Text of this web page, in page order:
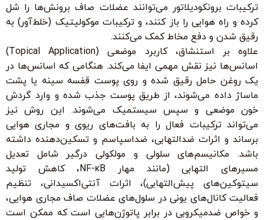
ترکیبات برونکودیلاتور می‌توانند عضلات صاف برونش‌ها را شل
کرده و راه هوایی را باز کنند، و ترکیبات موکولیتیک (خلط‌آور) به
رقیق شدن و دفع مخاط کمک می‌کنند.
علاوه بر استنشاق، کاربرد موضعی (Topical Application)
اسانس‌ها نیز نقش مهمی ایفا می‌کند. هنگامی که اسانس‌ها در
یک روغن حامل رقیق شده و روی پوست قفسه سینه یا پشت
ماساژ داده می‌شوند، از طریق پوست جذب شده و وارد گردش
خون موضعی و سپس سیستمیک می‌شوند. این روش نیز
می‌تواند ترکیبات فعال را به بافت‌های ریوی و مجاری هوایی
برساند و اثرات ضدالتهابی، ضداسپاسم و تسکین‌دهنده داشته
باشد. مکانیسم‌های سلولی و مولکولی درگیر شامل تعدیل
مسیرهای التهابی (مانند مهار NF-κB، کاهش تولید
سیتوکین‌های پیش‌التهابی)، اثرات آنتی‌اکسیدانی، تنظیم
فعالیت کانال‌های یونی در سلول‌های عضلات صاف مجاری هوایی،
و خواص ضدمیکروبی در برابر پاتوژن‌هایی است که ممکن است